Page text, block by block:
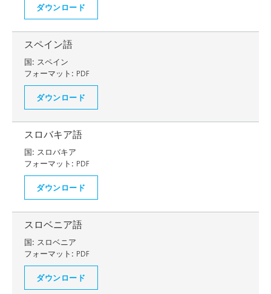
ダウンロード
スペイン語
国: スペイン
フォーマット: PDF
ダウンロード
スロバキア語
国: スロバキア
フォーマット: PDF
ダウンロード
スロベニア語
国: スロベニア
フォーマット: PDF
ダウンロード